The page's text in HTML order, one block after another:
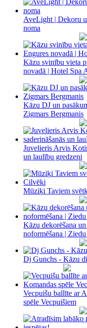
AveLight | Dekoru
noma
Kāzu svinību vieta
novadā | Hotel Spa
Kāzu DJ un
Zigmars Bergmanis
Juvelieris Arvis
un laulību gredzeni
Mūziķi Taviem
Kāzu dekorēšana
noformēšana |
Dj Gunchs - Kāzu
Vecpuišu ballīte ar
spēle Vecpuišiem